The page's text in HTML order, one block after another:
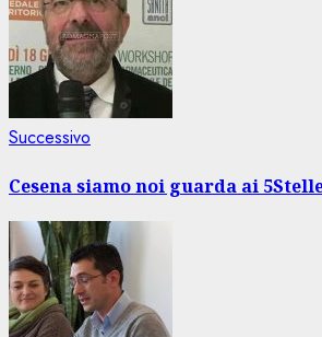
Successivo
Cesena siamo noi guarda ai